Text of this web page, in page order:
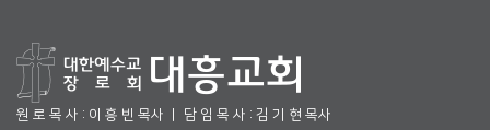
원 로 목 사 : 이 흥 빈 목사 ㅣ 담 임 목 사 : 김 기 현 목사